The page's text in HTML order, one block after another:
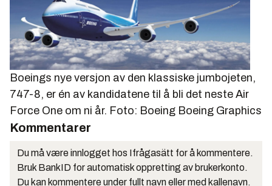
Boeings nye versjon av den klassiske jumbojeten,
747-8, er én av kandidatene til å bli det neste Air
Force One om ni år. Foto: Boeing Boeing Graphics
Kommentarer
Du må være innlogget hos Ifrågasätt for å kommentere.
Bruk BankID for automatisk oppretting av brukerkonto.
Du kan kommentere under fullt navn eller med kallenavn.